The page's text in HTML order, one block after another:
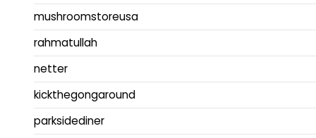
mushroomstoreusa
rahmatullah
netter
kickthegongaround
parksidediner